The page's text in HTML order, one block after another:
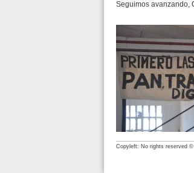
Seguimos avanzando,
Copyleft: No rights reserved ©